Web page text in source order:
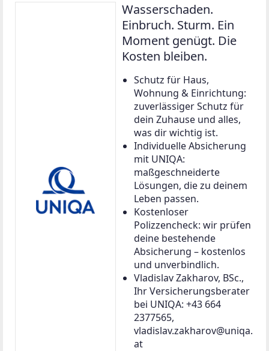
Wasserschaden.
Einbruch. Sturm. Ein
Moment genügt. Die
Kosten bleiben.
Schutz für Haus,
Wohnung & Einrichtung:
zuverlässiger Schutz für
dein Zuhause und alles,
was dir wichtig ist.
Individuelle Absicherung
mit UNIQA:
maßgeschneiderte
Lösungen, die zu deinem
Leben passen.
Kostenloser
Polizzencheck: wir prüfen
deine bestehende
Absicherung – kostenlos
und unverbindlich.
Vladislav Zakharov, BSc.,
Ihr Versicherungsberater
bei UNIQA: +43 664
2377565,
vladislav.zakharov@uniqa.
at